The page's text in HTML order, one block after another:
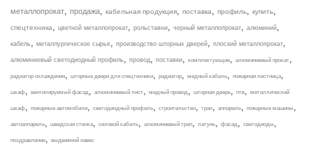
металлопрокат продажа кабельная продукция поставка профиль купить
спецтехника цветной металлопрокат рольставни черный металлопрокат алюминий
кабель металлургическое сырье производство шторных дверей плоский металлопрокат
алюминиевый светодиодный профиль провод поставки комплектующие алюминиевый прокат
радиатор охлаждения шторные двери для спецтехники радиатор медный кабель пожарная лестница
шкаф вентилируемый фасад алюминиевый лист медный провод шторная дверь птв металлический
шкаф пожарные автомобили светодиодный профиль строительство трап аппарель пожарные машины
автоаппарель шведская стенка силовой кабель алюминиевый трап латунь фасад светодиоды
поздравление выдвижной навес